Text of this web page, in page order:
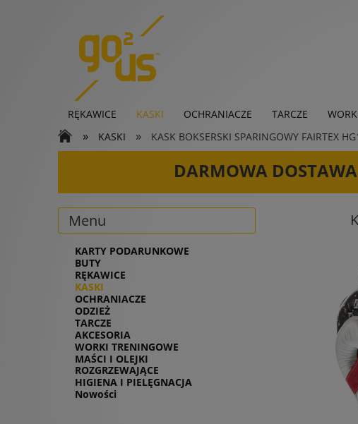
RĘKAWICE KASKI OCHRANIACZE TARCZE
KARTY PODARUNKOWE
» KASKI » KASK BOKSERSKI SPARINGOWY FAIRTEX
DARMOWA DOSTAWA
Menu
KARTY PODARUNKOWE
BUTY
RĘKAWICE
KASKI
OCHRANIACZE
ODZIEŻ
TARCZE
AKCESORIA
WORKI TRENINGOWE
MAŚCI I OLEJKI
ROZGRZEWAJĄCE
HIGIENA I PIELĘGNACJA
Nowości